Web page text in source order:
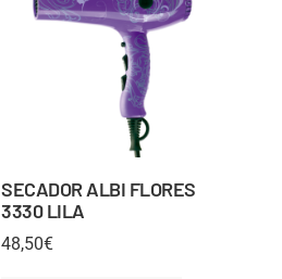
SECADOR ALBI FLORES
3330 LILA
48,50€